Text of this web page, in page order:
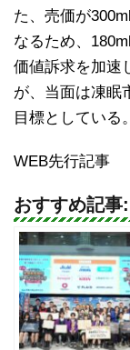
た、売価が
なるため、
価値訴求を加速
が、当面は凍眠
目標としている。
WEB先行記事
おすすめ記事: